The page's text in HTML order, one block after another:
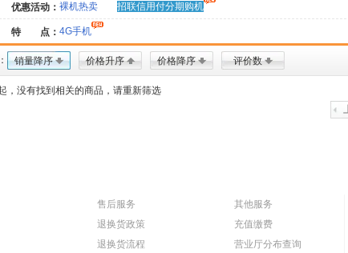
优惠活动： 裸机热卖 招联信用付分期购机
特 点： 4G手机
销量降序 价格升序 价格降序 评价数
，没有找到相关的商品，请重新筛选
售后服务
退换货政策
退换货流程
其他服务
充值缴费
营业厅分布查询